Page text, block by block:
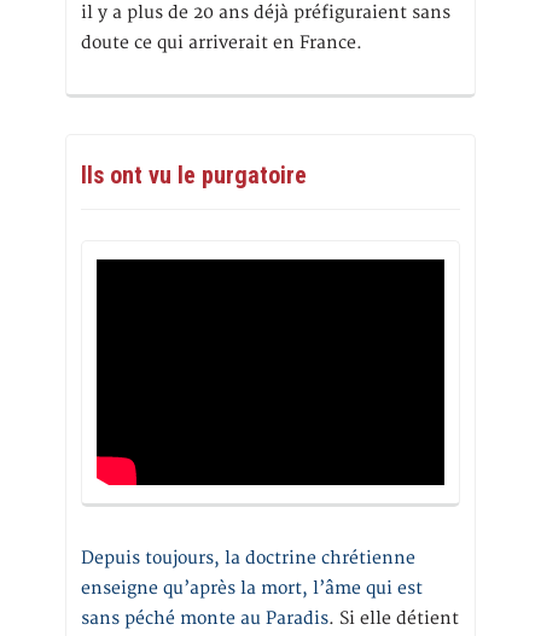
il y a plus de 20 ans déjà préfiguraient sans
doute ce qui arriverait en France.
Ils ont vu le purgatoire
Depuis toujours, la doctrine chrétienne
enseigne qu’après la mort, l’âme qui est
sans péché monte au Paradis. Si elle détient